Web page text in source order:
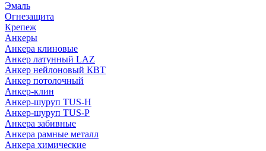
Эмаль
Огнезащита
Крепеж
Анкеры
Анкера клиновые
Анкер латунный LAZ
Анкер нейлоновый КВТ
Анкер потолочный
Анкер-клин
Анкер-шуруп TUS-H
Анкер-шуруп TUS-P
Анкера забивные
Анкера рамные металл
Анкера химические